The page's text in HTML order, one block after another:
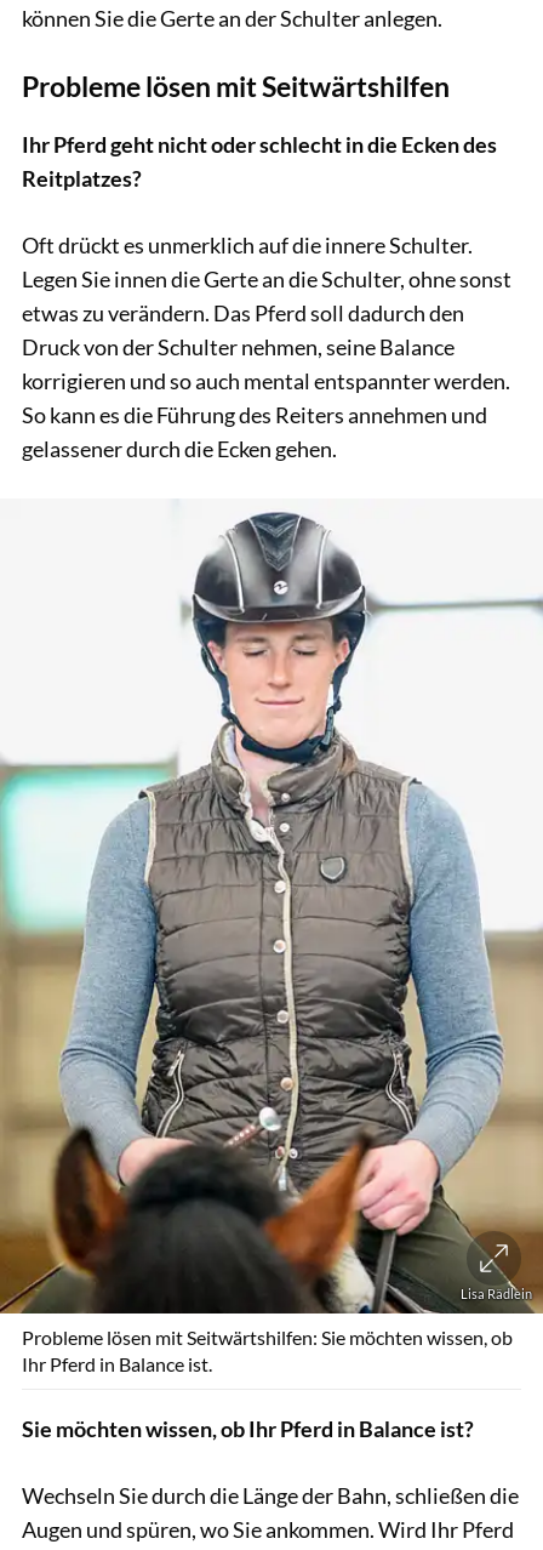
können Sie die Gerte an der Schulter anlegen.
Probleme lösen mit Seitwärtshilfen
Ihr Pferd geht nicht oder schlecht in die Ecken des
Reitplatzes?
Oft drückt es unmerklich auf die innere Schulter.
Legen Sie innen die Gerte an die Schulter, ohne sonst
etwas zu verändern. Das Pferd soll dadurch den
Druck von der Schulter nehmen, seine Balance
korrigieren und so auch mental entspannter werden.
So kann es die Führung des Reiters annehmen und
gelassener durch die Ecken gehen.
Lisa Rädlein
Probleme lösen mit Seitwärtshilfen: Sie möchten wissen, ob
Ihr Pferd in Balance ist.
Sie möchten wissen, ob Ihr Pferd in Balance ist?
Wechseln Sie durch die Länge der Bahn, schließen die
Augen und spüren, wo Sie ankommen. Wird Ihr Pferd